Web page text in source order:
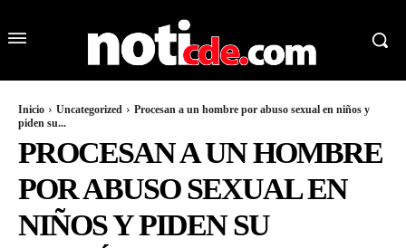
Inicio Uncategorized
Procesan a un hombre por abuso sexual en niños y
piden su...
PROCESAN A UN HOMBRE
POR ABUSO SEXUAL EN
NIÑOS Y PIDEN SU